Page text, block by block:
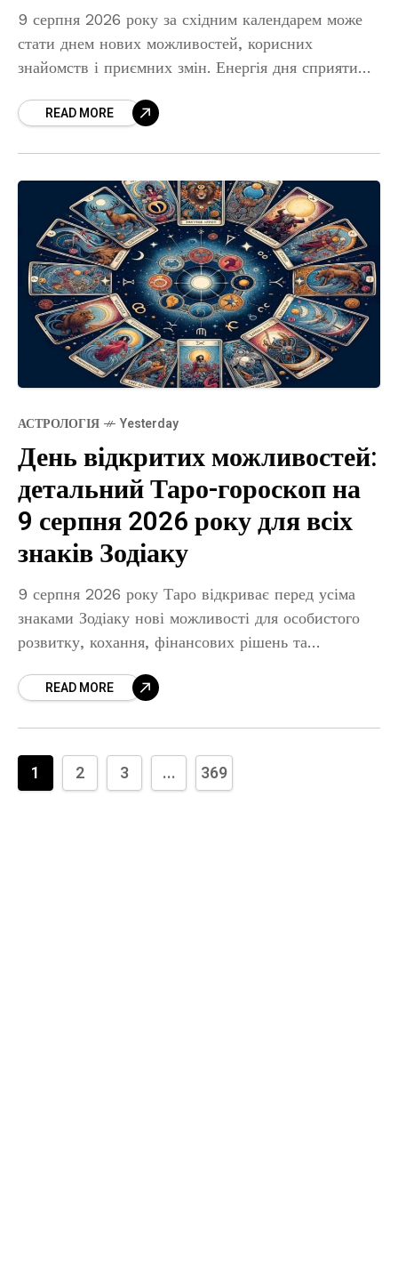
9 серпня 2026 року за східним календарем може
стати днем нових можливостей, корисних
знайомств і приємних змін. Енергія дня сприятиме
пропускати перспективні шанси.
READ MORE
АСТРОЛОГІЯ Yesterday
День відкритих можливостей:
детальний Таро-гороскоп на
9 серпня 2026 року для всіх
знаків Зодіаку
9 серпня 2026 року Таро відкриває перед усіма
знаками Зодіаку нові можливості для особистого
розвитку, кохання, фінансових рішень та
вибором, внутрішньою впевненістю та
READ MORE
1 2 3 ... 369